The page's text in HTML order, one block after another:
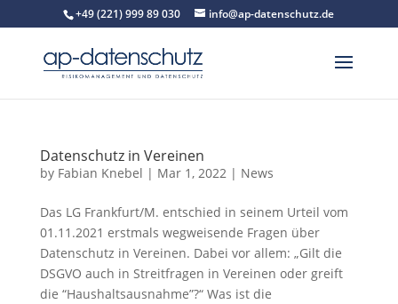
+49 (221) 999 89 030 info@ap-datenschutz.de
Datenschutz in Vereinen
by Fabian Knebel | Mar 1, 2022| News
Das LG Frankfurt/M. entschied in seinem Urteil vom
01.11.2021 erstmals wegweisende Fragen über
Datenschutz in Vereinen. Dabei vor allem: „Gilt die
DSGVO auch in Streitfragen in Vereinen oder greift
die “Haushaltsausnahme”?“ Was ist die